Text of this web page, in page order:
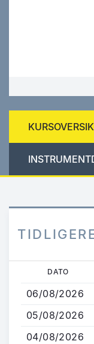
hovedinnhold
DATO
06/08/2026
05/08/2026
04/08/2026